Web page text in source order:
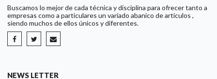
Buscamos lo mejor de cada técnica y disciplina para ofrecer tanto a
empresas como a particulares un variado abanico de artículos ,
siendo muchos de ellos únicos y diferentes.
NEWS LETTER